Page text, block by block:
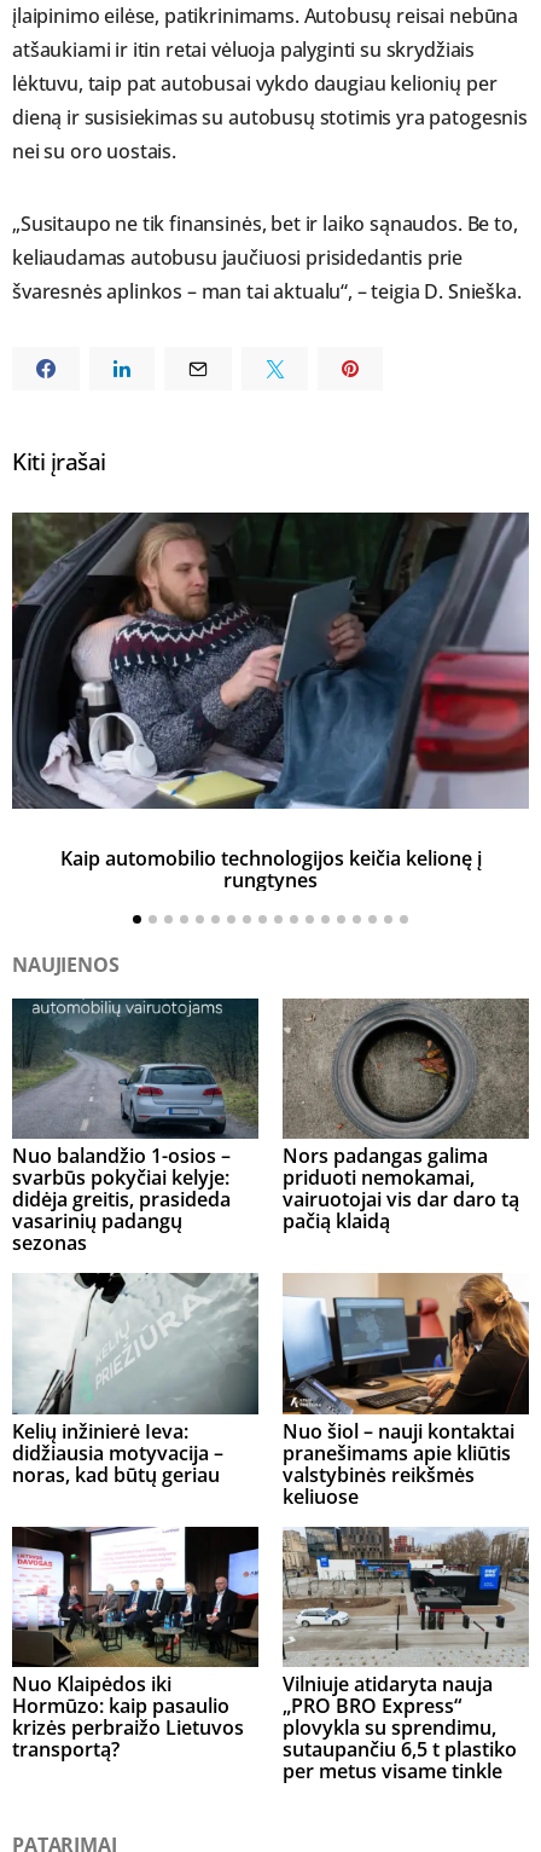
įlaipinimo eilėse, patikrinimams. Autobusų reisai nebūna
atšaukiami ir itin retai vėluoja palyginti su skrydžiais
lėktuvu, taip pat autobusai vykdo daugiau kelionių per
dieną ir susisiekimas su autobusų stotimis yra patogesnis
nei su oro uostais.
„Susitaupo ne tik finansinės, bet ir laiko sąnaudos. Be to,
keliaudamas autobusu jaučiuosi prisidedantis prie
švaresnės aplinkos – man tai aktualu“, – teigia D. Snieška.
Kiti įrašai
Kaip automobilio technologijos keičia kelionę į
rungtynes
NAUJIENOS
Nuo balandžio 1-osios –
svarbūs pokyčiai kelyje:
didėja greitis, prasideda
vasarinių padangų
sezonas
Nors padangas galima
priduoti nemokamai,
vairuotojai vis dar daro tą
pačią klaidą
Kelių inžinierė Ieva:
didžiausia motyvacija –
noras, kad būtų geriau
Nuo šiol – nauji kontaktai
pranešimams apie kliūtis
valstybinės reikšmės
keliuose
Nuo Klaipėdos iki
Hormūzo: kaip pasaulio
krizės perbraižo Lietuvos
transportą?
Vilniuje atidaryta nauja
„PRO BRO Express“
plovykla su sprendimu,
sutaupančiu 6,5 t plastiko
per metus visame tinkle
PATARIMAI